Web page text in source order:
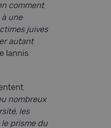
comment
une
juives
autant
Iannis
nombreux
les
prisme du